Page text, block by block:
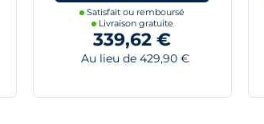
Satisfait ou remboursé
Livraison gratuite
339,62 €
Au lieu de 429,90 €